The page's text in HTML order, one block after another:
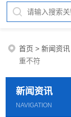
首页 >新闻资讯
重不符
新闻资讯
NAVIGATION